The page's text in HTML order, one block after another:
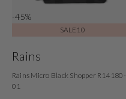
-45%
SALE10
Rains
Rains Micro Black Shopper R14180-
01